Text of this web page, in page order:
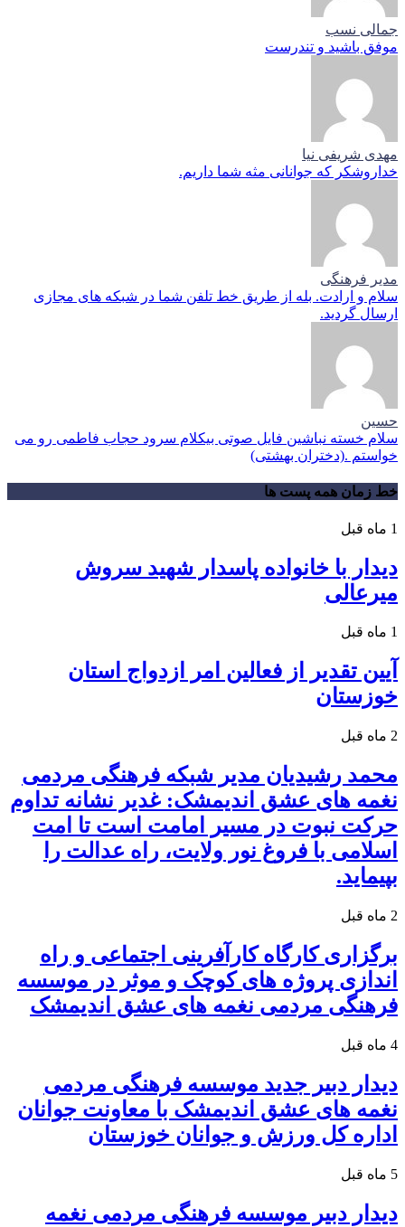
جمالی نسب
موفق باشید و تندرست
مهدی شریفی نیا
خداروشکر که جوانانی مثه شما داریم.
مدیر فرهنگی
سلام و ارادت. بله از طریق خط تلفن شما در شبکه های مجازی
ارسال گردید.
حسین
سلام خسته نباشین فایل صوتی بیکلام سرود حجاب فاطمی رو می
خواستم .(دختران بهشتی)
خط زمان همه پست ها
1 ماه قبل
دیدار با خانواده پاسدار شهید سروش
میرعالی
1 ماه قبل
آیین تقدیر از فعالین امر ازدواج استان
خوزستان
2 ماه قبل
محمد رشیدیان مدیر شبکه فرهنگی مردمی
نغمه های عشق اندیمشک: غدیر نشانه تداوم
حرکت نبوت در مسیر امامت است تا امت
اسلامی با فروغ نور ولایت، راه عدالت را
بپیماید.
2 ماه قبل
برگزاری کارگاه کارآفرینی اجتماعی و راه
اندازی پروژه های کوچک و موثر در موسسه
فرهنگی مردمی نغمه های عشق اندیمشک
4 ماه قبل
دیدار دبیر جدید موسسه فرهنگی مردمی
نغمه های عشق اندیمشک با معاونت جوانان
اداره کل ورزش و جوانان خوزستان
5 ماه قبل
دیدار دبیر موسسه فرهنگی مردمی نغمه